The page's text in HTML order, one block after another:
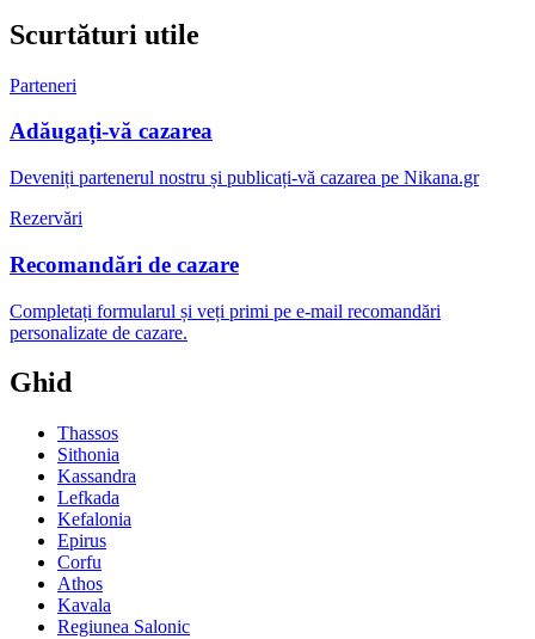
Scurtături utile
Parteneri
Adăugați-vă cazarea
Deveniți partenerul nostru și publicați-vă cazarea pe Nikana.gr
Rezervări
Recomandări de cazare
Completați formularul și veți primi pe e-mail recomandări
personalizate de cazare.
Ghid
Thassos
Sithonia
Kassandra
Lefkada
Kefalonia
Epirus
Corfu
Athos
Kavala
Regiunea Salonic